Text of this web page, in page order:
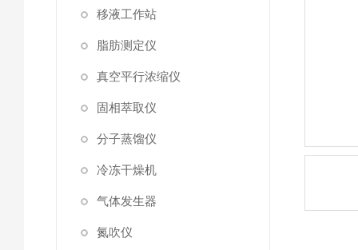
移液工作站
脂肪测定仪
真空平行浓缩仪
固相萃取仪
分子蒸馏仪
冷冻干燥机
气体发生器
氮吹仪